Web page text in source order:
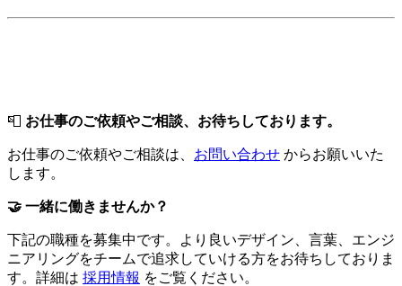
📮 お仕事のご依頼やご相談、お待ちしております。
お仕事のご依頼やご相談は、 お問い合わせ からお願いいた
します。
🤝 一緒に働きませんか？
下記の職種を募集中です。より良いデザイン、言葉、エンジ
ニアリングをチームで追求していける方をお待ちしておりま
す。詳細は 採用情報 をご覧ください。